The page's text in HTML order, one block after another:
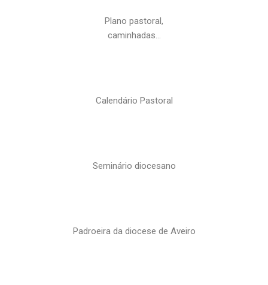
Plano pastoral,
caminhadas…
Calendário Pastoral
Seminário diocesano
Padroeira da diocese de Aveiro